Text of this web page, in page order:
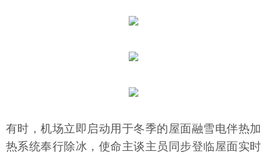
有时，机场立即启动用于冬季的屋面融雪电伴热加
热系统奉行除冰，使命主谈主员同步登临屋面实时